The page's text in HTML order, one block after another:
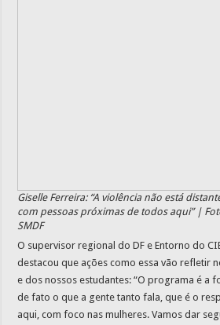
Giselle Ferreira: “A violência não está
com pessoas próximas de todos aqui” |
SMDF
O supervisor regional do DF e Entorno do
destacou que ações como essa vão refletir
e dos nossos estudantes: “O programa é a
de fato o que a gente tanto fala, que é o
aqui, com foco nas mulheres. Vamos dar